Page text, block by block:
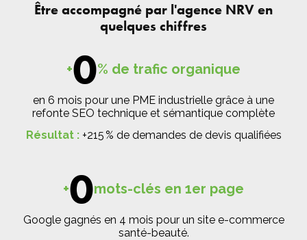
Être accompagné par l'agence NRV en
quelques chiffres
+0% de trafic organique
en 6 mois pour une PME industrielle grâce à une
refonte SEO technique et sémantique complète
Résultat : +215 % de demandes de devis qualifiées
+0mots-clés en 1er page
Google gagnés en 4 mois pour un site e-commerce
santé-beauté.